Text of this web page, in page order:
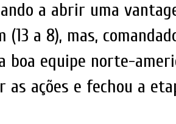
a abrir uma
(13 a 8), mas,
boa equipe norte-
as ações e fechou a